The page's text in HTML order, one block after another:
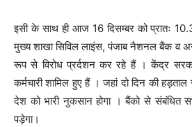
इसी के साथ ही आज 16 दिसम्बर को प्रातः
मुख्य शाखा सिविल लाइंस, पंजाब नैशनल बैंक व
रूप से विरोध प्रर्दशन कर रहे हैं । केंद्र
कर्मचारी शामिल हुए हैं । जहां दो दिन की हड़ताल
देश को भारी नुकसान होगा । बैंको से संबंधित
पड़ेगा।